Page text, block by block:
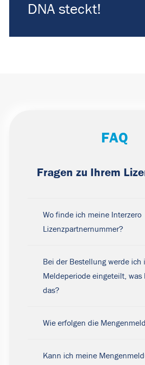
DNA steckt!
FAQ
Fragen zu Ihrem
Wo finde ich meine Interzero
Lizenzpartnernummer?
Bei der Bestellung werde ich
Meldeperiode eingeteilt, was
das?
Wie erfolgen die
Kann ich meine